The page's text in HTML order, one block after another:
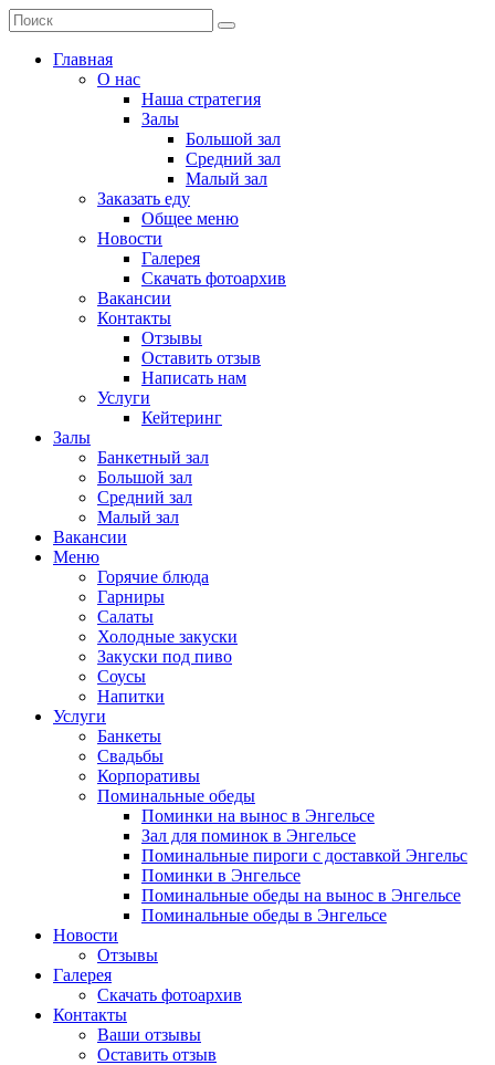
Главная
О нас
Наша стратегия
Залы
Большой зал
Средний зал
Малый зал
Заказать еду
Общее меню
Новости
Галерея
Скачать фотоархив
Вакансии
Контакты
Отзывы
Оставить отзыв
Написать нам
Услуги
Кейтеринг
Залы
Банкетный зал
Большой зал
Средний зал
Малый зал
Вакансии
Меню
Горячие блюда
Гарниры
Салаты
Холодные закуски
Закуски под пиво
Соусы
Напитки
Услуги
Банкеты
Свадьбы
Корпоративы
Поминальные обеды
Поминки на вынос в Энгельсе
Зал для поминок в Энгельсе
Поминальные пироги с доставкой Энгельс
Поминки в Энгельсе
Поминальные обеды на вынос в Энгельсе
Поминальные обеды в Энгельсе
Новости
Отзывы
Галерея
Скачать фотоархив
Контакты
Ваши отзывы
Оставить отзыв